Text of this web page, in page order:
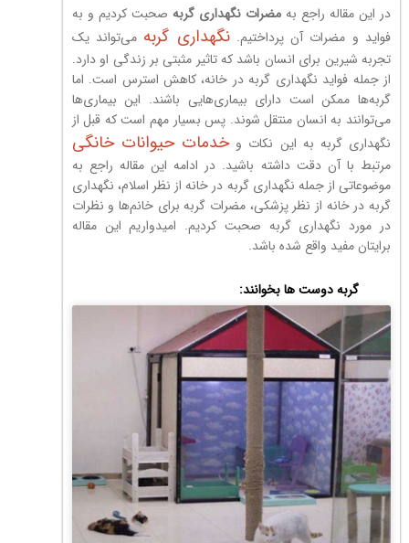
در این مقاله راجع بهمضرات نگهداری گربه صحبت کردیم و به
فواید و مضرات آن پرداختیم.نگهداری گربه می‌تواند یک
تجربه شیرین برای انسان باشد که تاثیر مثبتی بر زندگی او دارد.
از جمله فواید نگهداری گربه در خانه، کاهش استرس است. اما
گربه‌ها ممکن است دارای بیماری‌هایی باشند. این بیماری‌ها
می‌توانند به انسان منتقل شوند. پس بسیار مهم است که قبل از
نگهداری گربه به این نکات وخدمات حیوانات خانگی
مرتبط با آن دقت داشته باشید. در ادامه این مقاله راجع به
موضوعاتی از جمله نگهداری گربه در خانه از نظر اسلام، نگهداری
گربه در خانه از نظر پزشکی، مضرات گربه برای خانم‌ها و نظرات
در مورد نگهداری گربه صحبت کردیم. امیدواریم این مقاله
برایتان مفید واقع شده باشد.
گربه دوست ها بخوانند: